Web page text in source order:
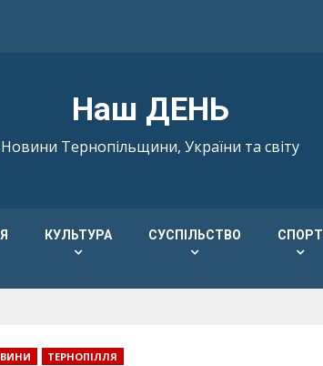
Наш ДЕНЬ
Новини Тернопільщини, України та світу
КУЛЬТУРА СУСПІЛЬСТВО СПОРТ
ТЕРНОПІЛЛЯ